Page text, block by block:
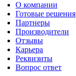
О компании
Готовые решения
Партнеры
Производители
Отзывы
Карьера
Реквизиты
Вопрос ответ